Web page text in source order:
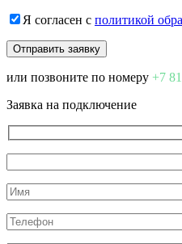
Я согласен с политикой
или позвоните по номеру +7
Заявка на подключение